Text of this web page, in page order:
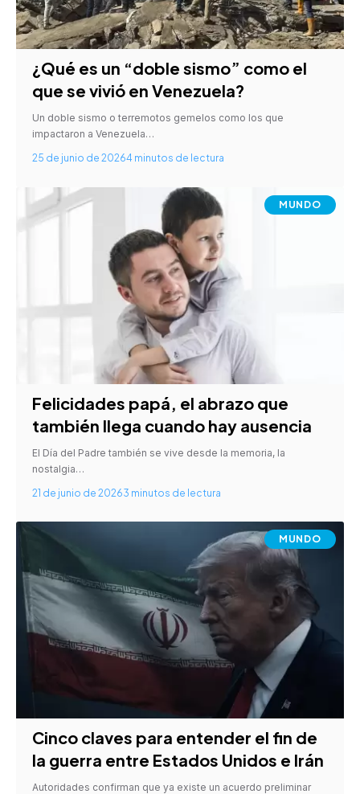
¿Qué es un “doble sismo” como el
que se vivió en Venezuela?
Un doble sismo o terremotos gemelos como los que
impactaron a Venezuela…
25 de junio de 20264 minutos de lectura
MUNDO
Felicidades papá, el abrazo que
también llega cuando hay ausencia
El Día del Padre también se vive desde la memoria, la
nostalgia…
21 de junio de 20263 minutos de lectura
MUNDO
Cinco claves para entender el fin de
la guerra entre Estados Unidos e Irán
Autoridades confirman que ya existe un acuerdo preliminar